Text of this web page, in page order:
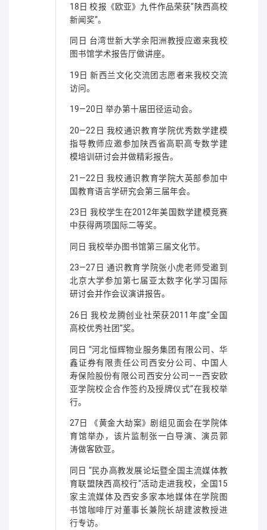
18日 校报《欧亚》九件作品荣获“陕西高校
新闻奖”。
同日 台湾世新大学余阳洲教授应邀来我校
图书馆学术报告厅做讲座。
19日 新西兰文化交流团志愿者来我校交流
访问。
19—20日 举办第十届田径运动会。
20—22日 我校通识教育学院优秀数学建模
指导教师应邀参加陕西省高职高专数学建
模培训研讨会并做精彩报告。
21—22日 我校通识教育学院大英部参加中
国教育语言学研究会第三届年会。
23日 我校学生在2012年美国数学建模竞赛
中获得两项国际二等奖。
同日 我校举办图书馆第三届文化节。
23—27日 通识教育学院张小虎老师受邀到
北京大学参加第七届亚太数字化学习国际
研讨会并作会议演讲报告。
26日 我校龙腾创业社荣获2011年度“全国
高校优秀社团”奖。
同日 “河北恒辉物业服务集团有限公司、华
鑫证券有限责任公司西安分公司、中国人
寿保险股份有限公司西安分公司——西安欧
亚学院校企合作签约及授牌仪式”在我校举
行。
27日 《黄金大劫案》剧组见面会在学院体
育馆举办，该片监制张一白导演、演员郭
涛做客欧亚。
同日 “民办高教发展论坛暨全国主流媒体教
育联盟陕西高校行”活动走进我校，全国15
家主流媒体及西安多家本地媒体在学院图
书馆咖啡厅对董事长兼院长胡建波教授进
行专访。